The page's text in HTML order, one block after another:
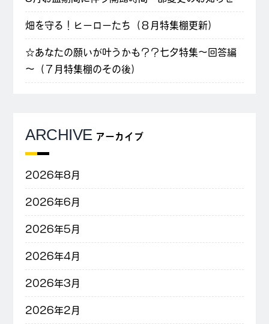
畑を守る！ヒーローたち（８月特集棚更新）
☆あなたの願いが叶うかも？？七夕特集～回答編
～（７月特集棚のその後）
ARCHIVE アーカイブ
2026年8月
2026年6月
2026年5月
2026年4月
2026年3月
2026年2月